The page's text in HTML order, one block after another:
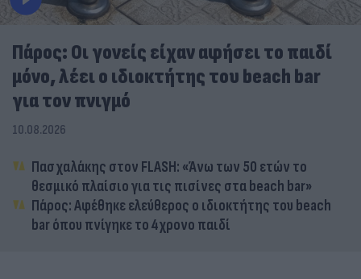
Πάρος: Οι γονείς είχαν αφήσει το παιδί
μόνο, λέει ο ιδιοκτήτης του beach bar
για τον πνιγμό
10.08.2026
Πασχαλάκης στον FLASH: «Άνω των 50 ετών το
θεσμικό πλαίσιο για τις πισίνες στα beach bar»
Πάρος: Αφέθηκε ελεύθερος ο ιδιοκτήτης του beach
bar όπου πνίγηκε το 4χρονο παιδί